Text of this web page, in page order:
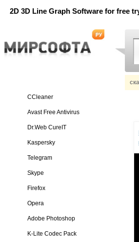
2D 3D Line Graph Software for free
CCleaner
Avast Free Antivirus
Dr.Web CureIT
Kaspersky
Telegram
Skype
Firefox
Opera
Adobe Photoshop
K-Lite Codec Pack